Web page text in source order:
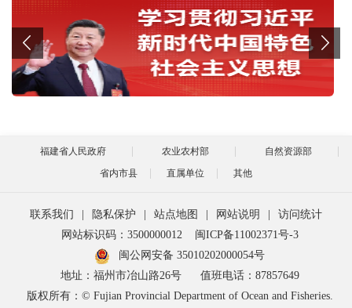
福建省人民政府 农业农村部
自然资源部
省内市县
直属单位 其他
联系我们 隐私保护 站点地图 网站说明
访问统计
网站标识码：3500000012
闽ICP备11002371号-3
闽公网安备 35010202000054号
地址：福州市冶山路26号
值班电话：87857649
版权所有：© Fujian Provincial Department of Ocean and Fisheries.